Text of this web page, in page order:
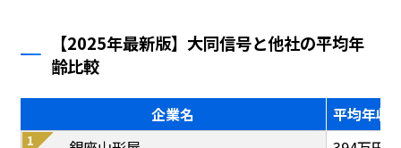
【2025年最新版】大同信号と他社の平均年
齢比較
企業名
平均年収